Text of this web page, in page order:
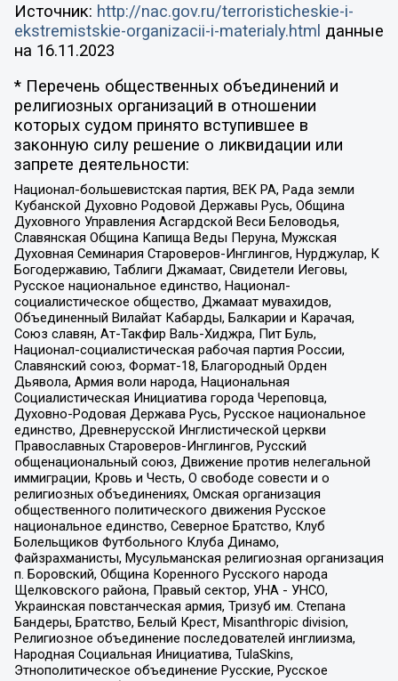
Источник: http://nac.gov.ru/terroristicheskie-i-
ekstremistskie-organizacii-i-materialy.html данные
на 16.11.2023
* Перечень общественных объединений и
религиозных организаций в отношении
которых судом принято вступившее в
законную силу решение о ликвидации или
запрете деятельности:
Национал-большевистская партия, ВЕК РА, Рада земли
Кубанской Духовно Родовой Державы Русь, Община
Духовного Управления Асгардской Веси Беловодья,
Славянская Община Капища Веды Перуна, Мужская
Духовная Семинария Староверов-Инглингов, Нурджулар, К
Богодержавию, Таблиги Джамаат, Свидетели Иеговы,
Русское национальное единство, Национал-
социалистическое общество, Джамаат мувахидов,
Объединенный Вилайат Кабарды, Балкарии и Карачая,
Союз славян, Ат-Такфир Валь-Хиджра, Пит Буль,
Национал-социалистическая рабочая партия России,
Славянский союз, Формат-18, Благородный Орден
Дьявола, Армия воли народа, Национальная
Социалистическая Инициатива города Череповца,
Духовно-Родовая Держава Русь, Русское национальное
единство, Древнерусской Инглистической церкви
Православных Староверов-Инглингов, Русский
общенациональный союз, Движение против нелегальной
иммиграции, Кровь и Честь, О свободе совести и о
религиозных объединениях, Омская организация
общественного политического движения Русское
национальное единство, Северное Братство, Клуб
Болельщиков Футбольного Клуба Динамо,
Файзрахманисты, Мусульманская религиозная организация
п. Боровский, Община Коренного Русского народа
Щелковского района, Правый сектор, УНА - УНСО,
Украинская повстанческая армия, Тризуб им. Степана
Бандеры, Братство, Белый Крест, Misanthropic division,
Религиозное объединение последователей инглиизма,
Народная Социальная Инициатива, TulaSkins,
Этнополитическое объединение Русские, Русское